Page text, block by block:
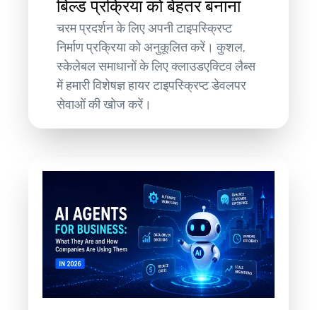
बिल्ड प्रक्रिया को बेहतर बनाना
चरम प्रदर्शन के लिए अपनी टाइपस्क्रिप्ट
निर्माण प्रक्रिया को अनुकूलित करें। कुशल,
स्केलेबल समाधानों के लिए क्लाउडएक्टिव लैब्स
में हमारी विशेषज्ञ हायर टाइपस्क्रिप्ट डेवलपर
सेवाओं की खोज करें।